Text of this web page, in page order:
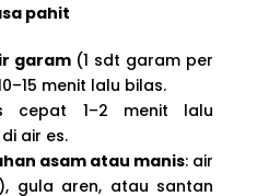
pahit
garam(1 sdt garam per
menit lalu bilas.
cepat 1–2 menit lalu
air es.
asam atau manis: air
gula aren, atau santan